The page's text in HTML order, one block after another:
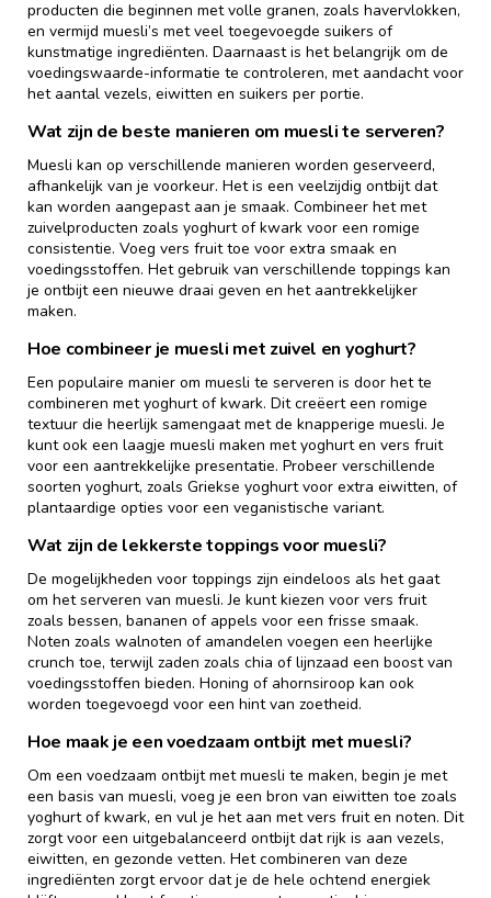
producten die beginnen met volle granen, zoals havervlokken,
en vermijd muesli’s met veel toegevoegde suikers of
kunstmatige ingrediënten. Daarnaast is het belangrijk om de
voedingswaarde-informatie te controleren, met aandacht voor
het aantal vezels, eiwitten en suikers per portie.
Wat zijn de beste manieren om muesli te serveren?
Muesli kan op verschillende manieren worden geserveerd,
afhankelijk van je voorkeur. Het is een veelzijdig ontbijt dat
kan worden aangepast aan je smaak. Combineer het met
zuivelproducten zoals yoghurt of kwark voor een romige
consistentie. Voeg vers fruit toe voor extra smaak en
voedingsstoffen. Het gebruik van verschillende toppings kan
je ontbijt een nieuwe draai geven en het aantrekkelijker
maken.
Hoe combineer je muesli met zuivel en yoghurt?
Een populaire manier om muesli te serveren is door het te
combineren met yoghurt of kwark. Dit creëert een romige
textuur die heerlijk samengaat met de knapperige muesli. Je
kunt ook een laagje muesli maken met yoghurt en vers fruit
voor een aantrekkelijke presentatie. Probeer verschillende
soorten yoghurt, zoals Griekse yoghurt voor extra eiwitten, of
plantaardige opties voor een veganistische variant.
Wat zijn de lekkerste toppings voor muesli?
De mogelijkheden voor toppings zijn eindeloos als het gaat
om het serveren van muesli. Je kunt kiezen voor vers fruit
zoals bessen, bananen of appels voor een frisse smaak.
Noten zoals walnoten of amandelen voegen een heerlijke
crunch toe, terwijl zaden zoals chia of lijnzaad een boost van
voedingsstoffen bieden. Honing of ahornsiroop kan ook
worden toegevoegd voor een hint van zoetheid.
Hoe maak je een voedzaam ontbijt met muesli?
Om een voedzaam ontbijt met muesli te maken, begin je met
een basis van muesli, voeg je een bron van eiwitten toe zoals
yoghurt of kwark, en vul je het aan met vers fruit en noten. Dit
zorgt voor een uitgebalanceerd ontbijt dat rijk is aan vezels,
eiwitten, en gezonde vetten. Het combineren van deze
ingrediënten zorgt ervoor dat je de hele ochtend energiek